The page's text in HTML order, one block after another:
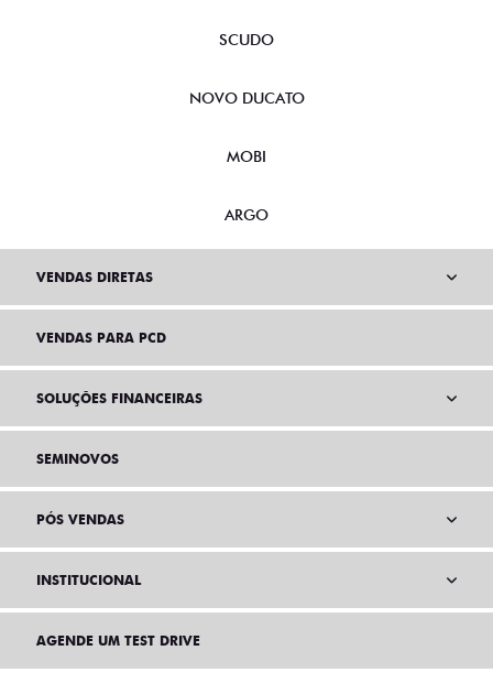
SCUDO
NOVO DUCATO
MOBI
ARGO
VENDAS DIRETAS
VENDAS PARA PCD
SOLUÇÕES FINANCEIRAS
SEMINOVOS
PÓS VENDAS
INSTITUCIONAL
AGENDE UM TEST DRIVE